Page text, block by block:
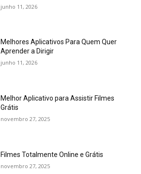
junho 11, 2026
Melhores Aplicativos Para Quem Quer
Aprender a Dirigir
junho 11, 2026
Melhor Aplicativo para Assistir Filmes
Grátis
novembro 27, 2025
Filmes Totalmente Online e Grátis
novembro 27, 2025